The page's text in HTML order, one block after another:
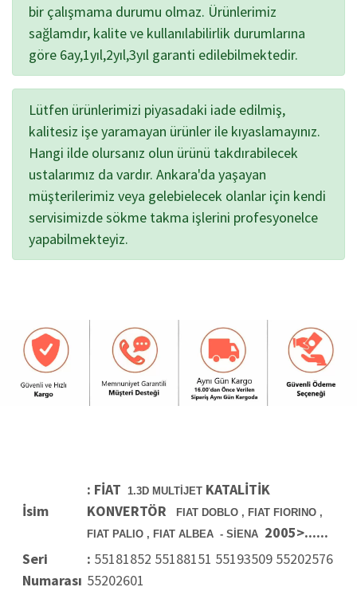
bir çalışmama durumu olmaz. Ürünlerimiz
sağlamdır, kalite ve kullanılabilirlik durumlarına
göre 6ay,1yıl,2yıl,3yıl garanti edilebilmektedir.
Lütfen ürünlerimizi piyasadaki iade edilmiş,
kalitesiz işe yaramayan ürünler ile kıyaslamayınız.
Hangi ilde olursanız olun ürünü takdırabilecek
ustalarımız da vardır. Ankara'da yaşayan
müşterilerimiz veya gelebielecek olanlar için kendi
servisimizde sökme takma işlerini profesyonelce
yapabilmekteyiz.
İsim
: FİAT 1.3D MULTİJET KATALİTİK
KONVERTÖR
FIAT DOBLO , FIAT FIORINO ,
FIAT PALIO , FIAT ALBEA - SİENA 2005>......
Seri
Numarası
: 55181852 55188151 55193509 55202576
55202601